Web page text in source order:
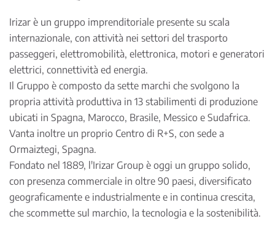
Irizar è un gruppo imprenditoriale presente su scala
internazionale, con attività nei settori del trasporto
passeggeri, elettromobilità, elettronica, motori e generatori
elettrici, connettività ed energia.
Il Gruppo è composto da sette marchi che svolgono la
propria attività produttiva in 13 stabilimenti di produzione
ubicati in Spagna, Marocco, Brasile, Messico e Sudafrica.
Vanta inoltre un proprio Centro di R+S, con sede a
Ormaiztegi, Spagna.
Fondato nel 1889, l'Irizar Group è oggi un gruppo solido,
con presenza commerciale in oltre 90 paesi, diversificato
geograficamente e industrialmente e in continua crescita,
che scommette sul marchio, la tecnologia e la sostenibilità.